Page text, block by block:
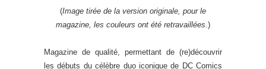
(Image tirée de la version originale, pour le
magazine, les couleurs ont été retravaillées. )
Magazine de qualité, permettant de (re)découvrir
les débuts du célèbre duo iconique de DC Comics